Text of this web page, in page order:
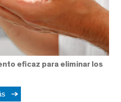
eficaz para eliminar los